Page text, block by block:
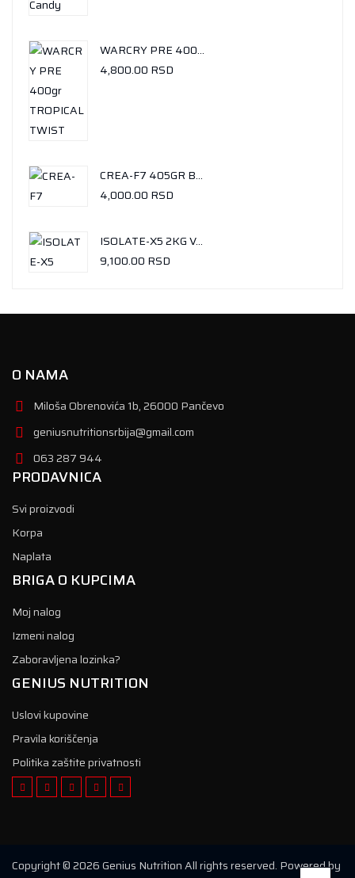
WARCRY PRE 400GR TROPICAL TWIST
4,800.00 RSD
CREA-F7 405GR BALLINESE MANGO
4,000.00 RSD
ISOLATE-X5 2KG VANILA-ICE CREAM
9,100.00 RSD
O NAMA
Miloša Obrenovića 1b, 26000 Pančevo
geniusnutritionsrbija@gmail.com
063 287 944
PRODAVNICA
Svi proizvodi
Korpa
Naplata
BRIGA O KUPCIMA
Moj nalog
Izmeni nalog
Zaboravljena lozinka?
GENIUS NUTRITION
Uslovi kupovine
Pravila koriščenja
Politika zaštite privatnosti
Copyright © 2026 Genius Nutrition All rights reserved. Powered by